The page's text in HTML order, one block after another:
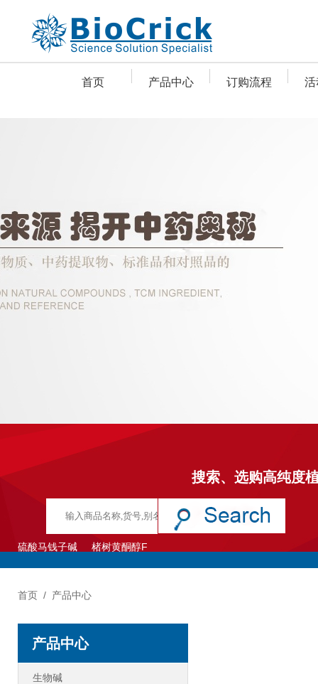
首页 产品中心 订购流程 活
搜索、选购高纯度
硫酸马钱子碱 楮树黄酮醇F
首页/ 产品中心
产品中心
生物碱